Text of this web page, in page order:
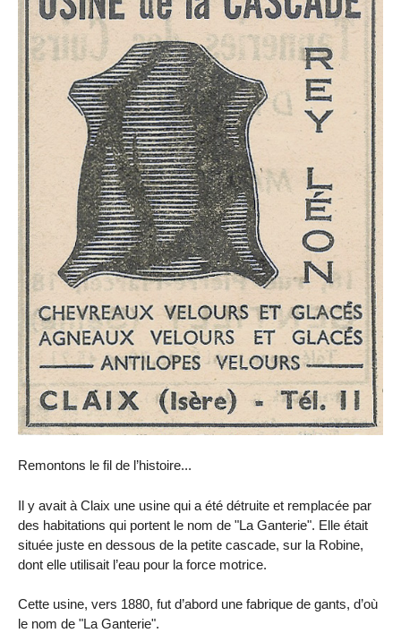
Remontons le fil de l’histoire...
Il y avait à Claix une usine qui a été détruite et remplacée par
des habitations qui portent le nom de "La Ganterie". Elle était
située juste en dessous de la petite cascade, sur la Robine,
dont elle utilisait l’eau pour la force motrice.
Cette usine, vers 1880, fut d’abord une fabrique de gants, d’où
le nom de "La Ganterie".